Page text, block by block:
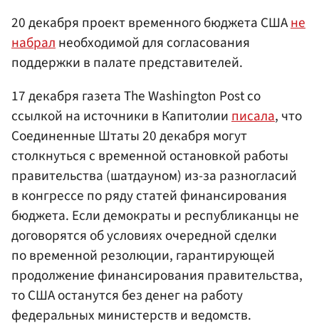
20 декабря проект временного бюджета СШАне
набралнеобходимой для согласования
поддержки в палате представителей.
17 декабря газета The Washington Post со
ссылкой на источники в Капитолииписала, что
Соединенные Штаты 20 декабря могут
столкнуться с временной остановкой работы
правительства (шатдауном) из-за разногласий
в конгрессе по ряду статей финансирования
бюджета. Если демократы и республиканцы не
договорятся об условиях очередной сделки
по временной резолюции, гарантирующей
продолжение финансирования правительства,
то США останутся без денег на работу
федеральных министерств и ведомств.